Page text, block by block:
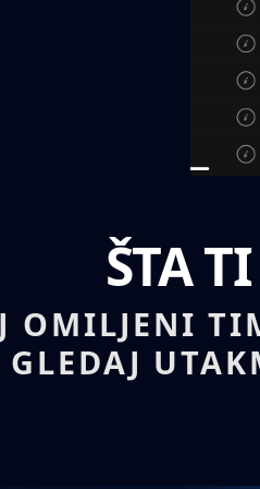
ŠTA
OMILJENI
GLEDAJ